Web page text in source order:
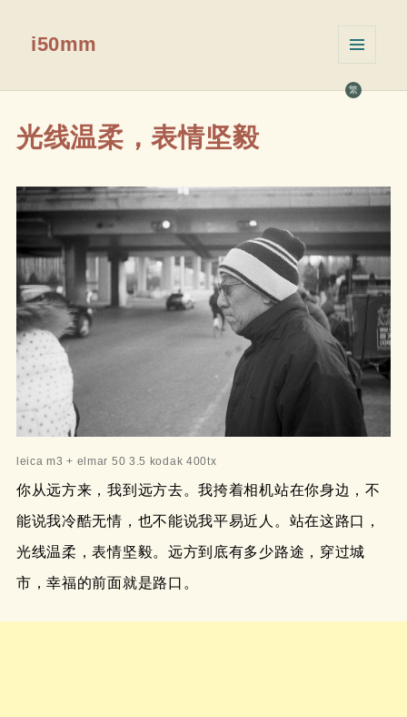
繁
i50mm
挂件
光线温柔，表情坚毅
leica m3 + elmar 50 3.5 kodak 400tx
你从远方来，我到远方去。我挎着相机站在你身边，不
能说我冷酷无情，也不能说我平易近人。站在这路口，
光线温柔，表情坚毅。远方到底有多少路途，穿过城
市，幸福的前面就是路口。